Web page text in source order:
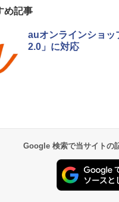
め記事
auオンラインショッ
2.0」に対応
Google 検索で当サイトの